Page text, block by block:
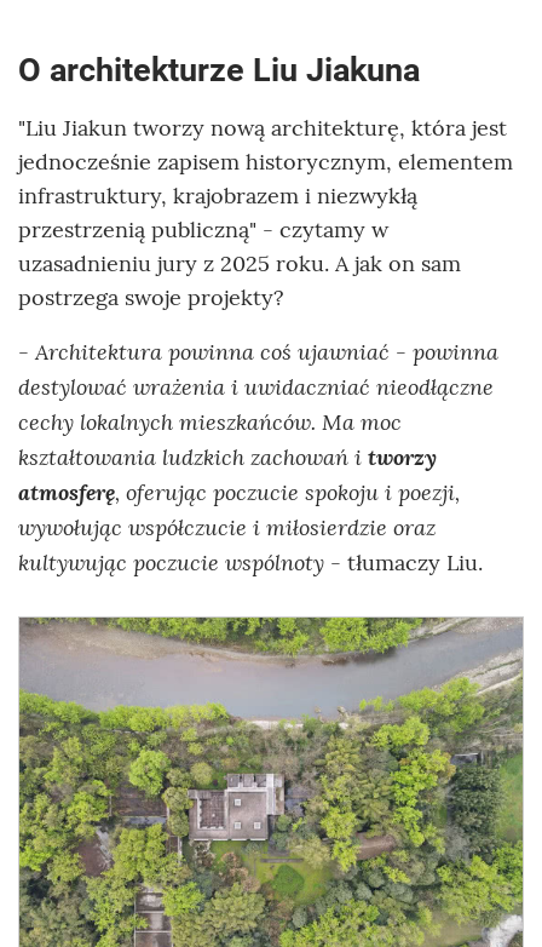
O architekturze Liu Jiakuna
"Liu Jiakun tworzy nową architekturę, która jest
jednocześnie zapisem historycznym, elementem
infrastruktury, krajobrazem i niezwykłą
przestrzenią publiczną" - czytamy w
uzasadnieniu jury z 2025 roku. A jak on sam
postrzega swoje projekty?
-Architektura powinna coś ujawniać - powinna
destylować wrażenia i uwidaczniać nieodłączne
cechy lokalnych mieszkańców. Ma moc
kształtowania ludzkich zachowań i tworzy
atmosferę, oferując poczucie spokoju i poezji,
wywołując współczucie i miłosierdzie oraz
kultywując poczucie wspólnoty - tłumaczy Liu.